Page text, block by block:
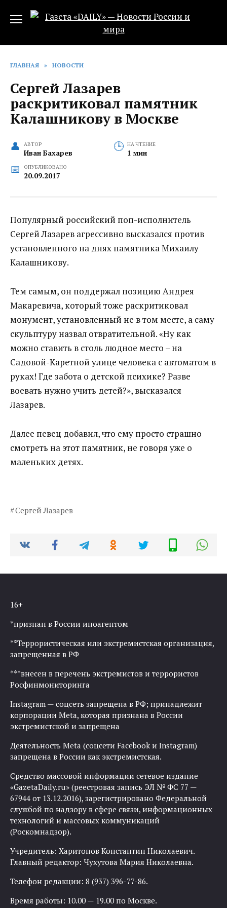
ГЛАВНАЯ » НОВОСТИ
Сергей Лазарев
раскритиковал памятник
Калашникову в Москве‍
АВТОР
Иван Бахарев
НА ЧТЕНИЕ
1 мин
ОПУБЛИКОВАНО
20.09.2017
Популярный российский поп-исполнитель
Сергей Лазарев агрессивно высказался против
установленного на днях памятника Михаилу
Калашникову.
Тем самым, он поддержал позицию Андрея
Макаревича, который тоже раскритиковал
монумент, установленный не в том месте, а саму
скульптуру назвал отвратительной. «Ну как
можно ставить в столь людное место – на
Садовой-Каретной улице человека с автоматом в
руках! Где забота о детской психике? Разве
воевать нужно учить детей?», высказался
Лазарев.
Далее певец добавил, что ему просто страшно
смотреть на этот памятник, не говоря уже о
маленьких детях.
Сергей Лазарев
16+
*признан в России иноагентом
**Террористическая или экстремистская организация,
запрещенная в РФ
***внесен в перечень экстремистов и террористов
Росфинмониторинга
Instagram — соцсеть запрещена в РФ; принадлежит
корпорации Meta, которая признана в России
экстремистской и запрещена
Деятельность Meta (соцсети Facebook и Instagram)
запрещена в России как экстремистская.
Средство массовой информации сетевое издание
«GazetaDaily.ru» (реестровая запись ЭЛ № ФС 77 —
67944 от 13.12.2016), зарегистрировано Федеральной
службой по надзору в сфере связи, информационных
технологий и массовых коммуникаций
(Роскомнадзор).
Учредитель: Харитонов Константин Николаевич.
Главный редактор: Чухутова Мария Николаевна.
Телефон редакции: 8 (937) 396-77-86.
Время работы: 10.00 — 19.00 по Москве.